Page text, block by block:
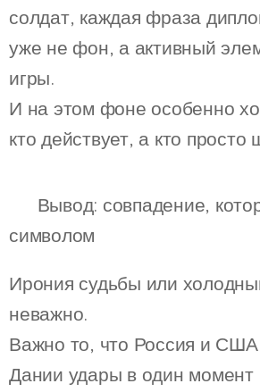
солдат, каждая фраза
уже не фон, а активный
игры.
И на этом фоне особенно
кто действует, а кто просто
🧠 Вывод: совпадение,
символом
Ирония судьбы или
неважно.
Важно то, что Россия и
Дании удары в один момент